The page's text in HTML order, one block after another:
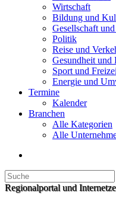
Wirtschaft
Bildung und
Gesellschaft
Politik
Reise und
Gesundheit und
Sport und
Energie und
Termine
Kalender
Branchen
Alle Kategorien
Alle
Regionalportal und